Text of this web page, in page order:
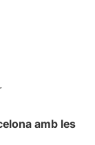
amb les